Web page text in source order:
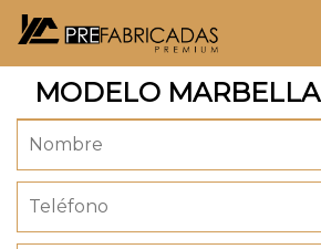
MODELO MARBELLA